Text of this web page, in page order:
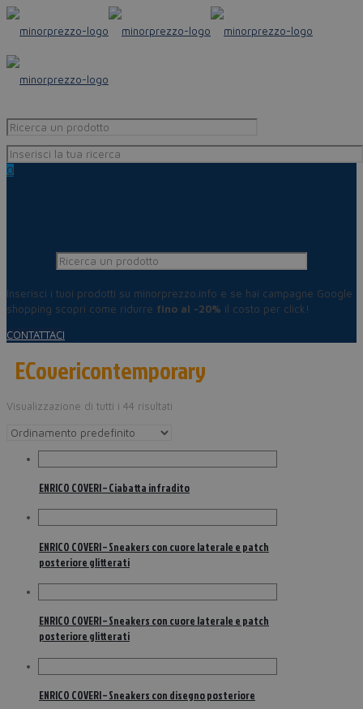
0
Inserisci i tuoi prodotti su minorprezzo.info e se hai campagne Google
shopping scopri come ridurre fino al -20% il costo per click!
CONTATTACI
ECovericontemporary
Visualizzazione di tutti i 44 risultati
ENRICO COVERI – Ciabatta infradito
ENRICO COVERI – Sneakers con cuore laterale e patch
posteriore glitterati
ENRICO COVERI – Sneakers con cuore laterale e patch
posteriore glitterati
ENRICO COVERI – Sneakers con disegno posteriore